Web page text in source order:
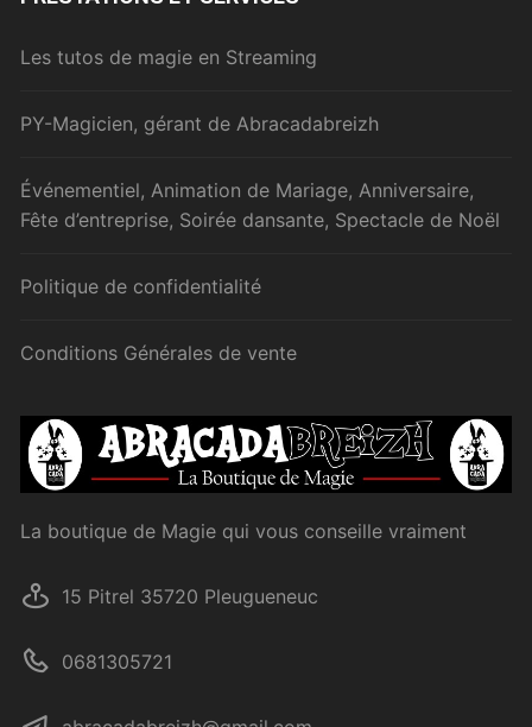
Les tutos de magie en Streaming
PY-Magicien, gérant de Abracadabreizh
Événementiel, Animation de Mariage, Anniversaire,
Fête d’entreprise, Soirée dansante, Spectacle de Noël
Politique de confidentialité
Conditions Générales de vente
La boutique de Magie qui vous conseille vraiment
15 Pitrel 35720 Pleugueneuc
0681305721